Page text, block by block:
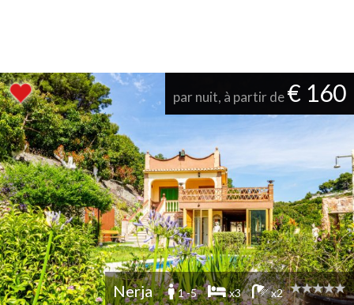
par nuit, à partir de€ 160
Nerja 1 -5 x3 x2